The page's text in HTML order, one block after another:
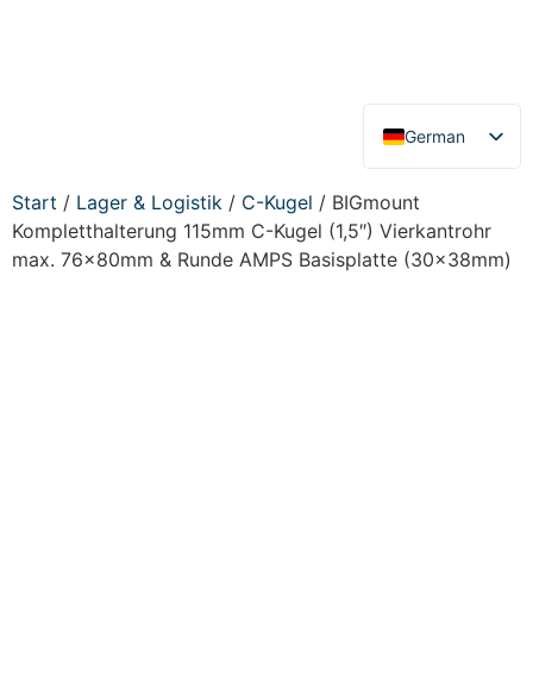
German
English
Start / Lager & Logistik / C-Kugel / BIGmount
Kompletthalterung 115mm C-Kugel (1,5″) Vierkantrohr
max. 76x80mm & Runde AMPS Basisplatte (30x38mm)